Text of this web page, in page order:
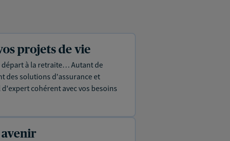
projets de vie
à la retraite… Autant de
des solutions d'assurance et
cohérent avec vos besoins